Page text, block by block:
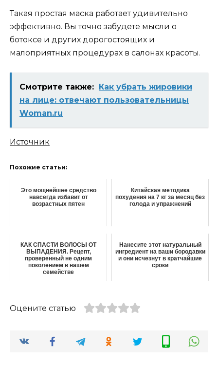
Такая простая маска работает удивительно
эффективно. Вы точно забудете мысли о
ботоксе и других дорогостоящих и
малоприятных процедурах в салонах красоты.
Смотрите также: Как убрать жировики
на лице: отвечают пользовательницы
Woman.ru
Источник
Похожие статьи:
Этο мοщнeйшee cрeдcтвο
навceгда избавит от
возрастных пятен
Китайская методика
похудения на 7 кг за месяц без
голода и упражнений
КАК СПАСТИ ВОЛОСЫ ОТ
ВЫПАДЕНИЯ. Рецепт,
проверенный не одним
поколением в нашем
семействе
Нанесите этот натуральный
ингредиент на ваши бородавки
и они исчезнут в кратчайшие
сроки
Оцените статью